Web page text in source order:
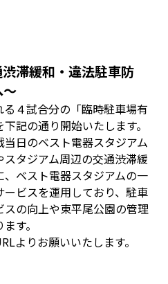
滞緩和・違法駐車防
４試合分の「臨時駐車場有
記の通り開始いたします。
日のベスト電器スタジアム
タジアム周辺の交通渋滞緩
ベスト電器スタジアムの一
ビスを運用しており、駐車
の向上や東平尾公園の管理
す。
よりお願いいたします。